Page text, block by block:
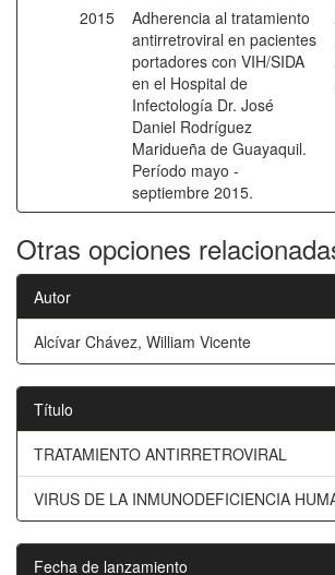
2015
Adherencia al tratamiento
antirretroviral en pacientes
portadores con VIH/SIDA
en el Hospital de
Infectología Dr. José
Daniel Rodríguez
Maridueña de Guayaquil.
Período mayo -
septiembre 2015.
Otras opciones
Autor
Alcívar Chávez, William Vicente
Título
TRATAMIENTO ANTIRRETROVIRAL
VIRUS DE LA INMUNODEFICIENCIA
Fecha de lanzamiento